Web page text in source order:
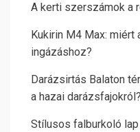
A kerti szerszámok a
Kukirin M4 Max:
ingázáshoz?
Darázsirtás Balaton
a hazai darázsfajokról?
Stílusos falburkoló